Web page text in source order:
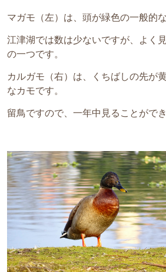
マガモ（左）は、頭が緑色の一般的
江津湖では数は少ないですが、よく
の一つです。
カルガモ（右）は、くちばしの先が
なカモです。
留鳥ですので、一年中見ることができ